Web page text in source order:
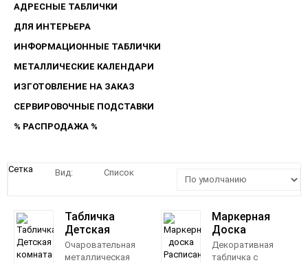
АДРЕСНЫЕ ТАБЛИЧКИ
ДЛЯ ИНТЕРЬЕРА
ИНФОРМАЦИОННЫЕ ТАБЛИЧКИ
МЕТАЛЛИЧЕСКИЕ КАЛЕНДАРИ
ИЗГОТОВЛЕНИЕ НА ЗАКАЗ
СЕРВИРОВОЧНЫЕ ПОДСТАВКИ
% РАСПРОДАЖА %
Вид: Список
Сетка
Табличка
Детская
Комната
Очаровательная
металлическая
Маркерная
Доска
Расписание
Уроков
Декоративная
табличка с